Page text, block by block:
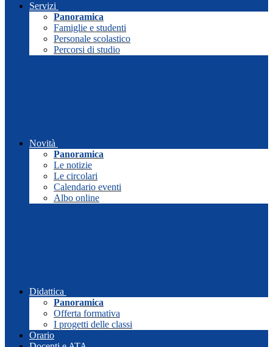
Servizi
Panoramica
Famiglie e studenti
Personale scolastico
Percorsi di studio
Novità
Panoramica
Le notizie
Le circolari
Calendario eventi
Albo online
Didattica
Panoramica
Offerta formativa
I progetti delle classi
Orario